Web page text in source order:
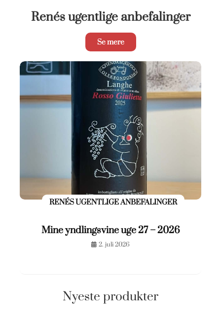
Renés ugentlige anbefalinger
Se mere
RENÉS UGENTLIGE ANBEFALINGER
Mine yndlingsvine uge 27 – 2026
2. juli 2026
Nyeste produkter